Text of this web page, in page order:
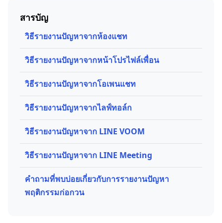
สารบัญ
วิธีรายงานปัญหาจากห้องแชท
วิธีรายงานปัญหาจากหน้าโปรไฟล์เพื่อน
วิธีรายงานปัญหาจากโอเพนแชท
วิธีรายงานปัญหาจากไลฟ์ทอล์ก
วิธีรายงานปัญหาจาก LINE VOOM
วิธีรายงานปัญหาจาก LINE Meeting
คำถามที่พบบ่อยเกี่ยวกับการรายงานปัญหา
พฤติกรรมก่อกวน